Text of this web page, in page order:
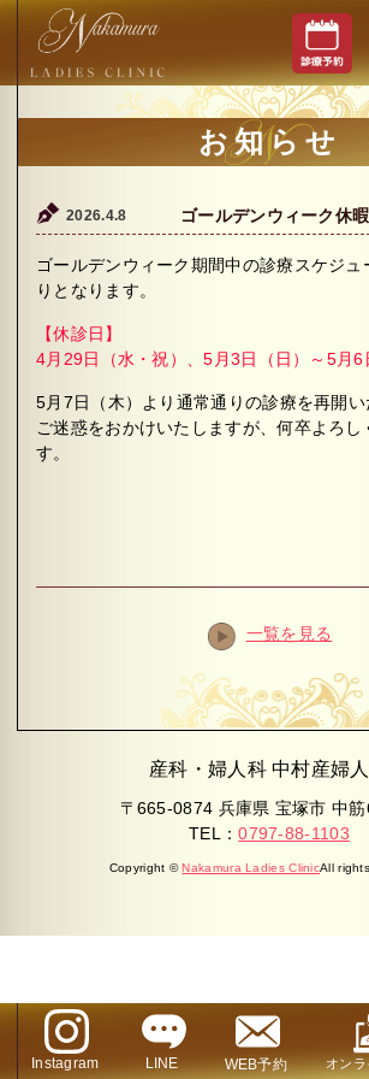
お知らせ
2026.4.8 ゴールデンウィーク休
ゴールデンウィーク期間中の診療スケジュ
りとなります。
【休診日】
4月29日（水・祝）、5月3日（日）～5月6
5月7日（木）より通常通りの診療を再開い
ご迷惑をおかけいたしますが、何卒よろし
す。
一覧を見る
Instagram LINE WEB予約 オン
産科・婦人科 中村産婦
〒665-0874 兵庫県 宝塚市 中
TEL：0797-88-1103
Copyright ©Nakamura Ladies ClinicAll